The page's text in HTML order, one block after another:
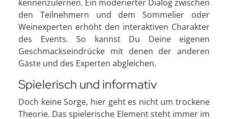
kennenzulernen. Ein moderierter Dialog zwischen
den Teilnehmern und dem Sommelier oder
Weinexperten erhöht den interaktiven Charakter
des Events. So kannst Du Deine eigenen
Geschmackseindrücke mit denen der anderen
Gäste und des Experten abgleichen.
Spielerisch und informativ
Doch keine Sorge, hier geht es nicht um trockene
Theorie. Das spielerische Element steht immer im